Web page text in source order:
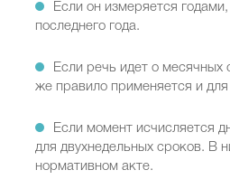
Если он измеряется
последнего года.
Если речь идет о
же правило применяется и
Если момент исчисляется
для двухнедельных сроков. В
нормативном акте.